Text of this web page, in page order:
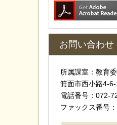
お問い合わせ
所属課室：教育
箕面市西小路4-6-
電話番号：072-
ファックス番号